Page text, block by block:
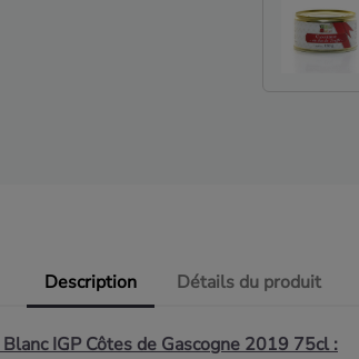
Description Détails du produit
IGP Côtes de Gascogne 2019 75cl :